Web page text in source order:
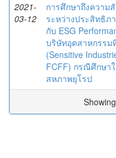
2021-
03-12
การศึกษาถึงความ
ระหว่างประสิทธิภ
กับ ESG
บริษัทอุตสาหกรรม
(Sensitive
FCFF) กรณีศึกษา
สหภาพยุโรป